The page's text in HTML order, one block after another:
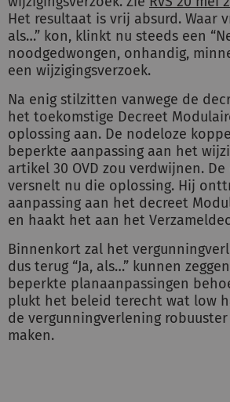
Het resultaat is vrij absurd. Waar
als…” kon, klinkt nu steeds een
noodgedwongen, onhandig,
een wijzigingsverzoek.
Na enig stilzitten vanwege de
het toekomstige Decreet
oplossing aan. De nodeloze
beperkte aanpassing aan het
artikel 30 OVD zou verdwijnen.
versnelt nu die oplossing. Hij
aanpassing aan het decreet
en haakt het aan het
Binnenkort zal het
dus terug “Ja, als…” kunnen
beperkte planaanpassingen
plukt het beleid terecht wat low
de vergunningverlening
maken.